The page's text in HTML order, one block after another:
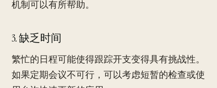
机制可以有所帮助。
3. 缺乏时间
繁忙的日程可能使得跟踪开支变得具有挑战性。
如果定期会议不可行，可以考虑短暂的检查或使